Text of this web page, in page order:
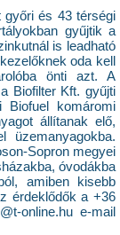
győri és 43 térségi
gyűjtik a
is leadható
oda kell
önti azt. A
Biofilter Kft. gyűjti
komáromi
állítanak elő,
üzemanyagokba.
Sopron megyei
óvodákba
amiben kisebb
érdeklődők a +36
online.hu e-mail